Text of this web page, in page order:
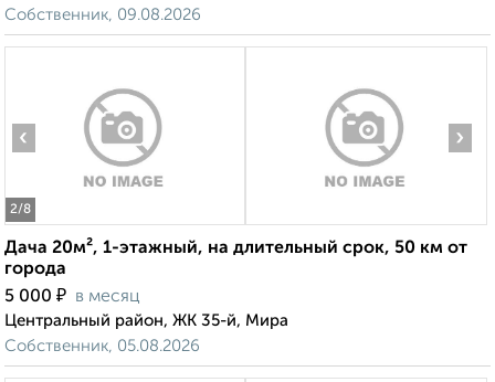
Собственник, 09.08.2026
2/8
‹ ›
Дача 20м², 1-этажный, на длительный срок, 50 км от
города
5 000 ₽ в месяц
Центральный район, ЖК 35-й, Мира
Собственник, 05.08.2026